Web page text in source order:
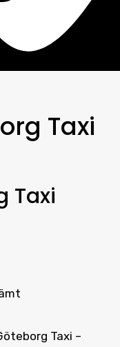
Taxi
Taxi
Taxi –